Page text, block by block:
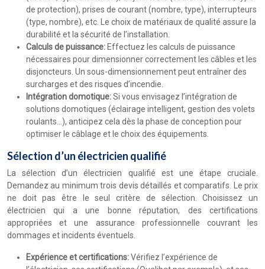
de protection), prises de courant (nombre, type), interrupteurs
(type, nombre), etc. Le choix de matériaux de qualité assure la
durabilité et la sécurité de l’installation.
Calculs de puissance: Effectuez les calculs de puissance
nécessaires pour dimensionner correctement les câbles et les
disjoncteurs. Un sous-dimensionnement peut entraîner des
surcharges et des risques d’incendie.
Intégration domotique:Si vous envisagez l’intégration de
solutions domotiques (éclairage intelligent, gestion des volets
roulants…), anticipez cela dès la phase de conception pour
optimiser le câblage et le choix des équipements.
Sélection d’un électricien qualifié
La sélection d’un électricien qualifié est une étape cruciale.
Demandez au minimum trois devis détaillés et comparatifs. Le prix
ne doit pas être le seul critère de sélection. Choisissez un
électricien qui a une bonne réputation, des certifications
appropriées et une assurance professionnelle couvrant les
dommages et incidents éventuels.
Expérience et certifications:Vérifiez l’expérience de